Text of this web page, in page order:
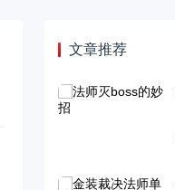
文章推荐